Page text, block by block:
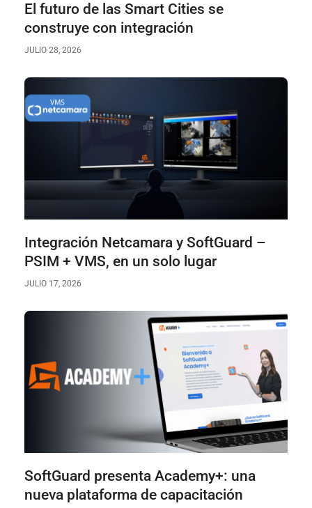
El futuro de las Smart Cities se
construye con integración
JULIO 28, 2026
Integración Netcamara y SoftGuard –
PSIM + VMS, en un solo lugar
JULIO 17, 2026
SoftGuard presenta Academy+: una
nueva plataforma de capacitación